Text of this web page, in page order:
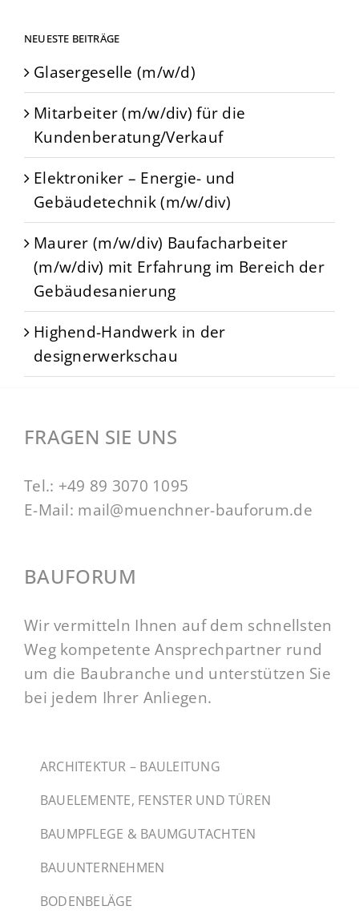
NEUESTE BEITRÄGE
Glasergeselle (m/w/d)
Mitarbeiter (m/w/div) für die
Kundenberatung/Verkauf
Elektroniker – Energie- und
Gebäudetechnik (m/w/div)
Maurer (m/w/div) Baufacharbeiter
(m/w/div) mit Erfahrung im Bereich der
Gebäudesanierung
Highend-Handwerk in der
designerwerkschau
FRAGEN SIE UNS
Tel.: +49 89 3070 1095
E-Mail: mail@muenchner-bauforum.de
BAUFORUM
Wir vermitteln Ihnen auf dem schnellsten
Weg kompetente Ansprechpartner rund
um die Baubranche und unterstützen Sie
bei jedem Ihrer Anliegen.
ARCHITEKTUR – BAULEITUNG
BAUELEMENTE, FENSTER UND TÜREN
BAUMPFLEGE & BAUMGUTACHTEN
BAUUNTERNEHMEN
BODENBELÄGE